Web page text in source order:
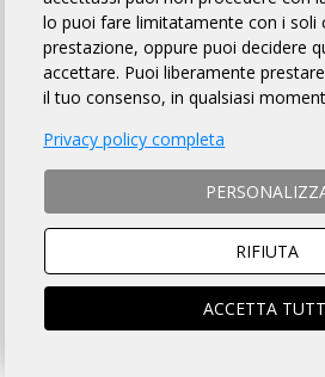
INFORMAZIONI REGOLAMENTO
ROADBOOK
MAPPA ISCRITTI
OMOLOGATI
198 km
lo puoi fare limitatamente con i soli
prestazione, oppure puoi decidere
accettare. Puoi liberamente
il tuo consenso, in qualsiasi
Privacy policy completa
RIFIUTA
ACCETTA